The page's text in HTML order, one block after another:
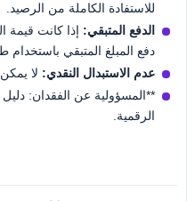
للاستفادة الكاملة من الرصيد.
الدفع المتبقي: إذا كانت قيمة
دفع المبلغ المتبقي باستخدام
عدم الاستبدال النقدي: لا
**المسؤولية عن الفقدان:
الرقمية.